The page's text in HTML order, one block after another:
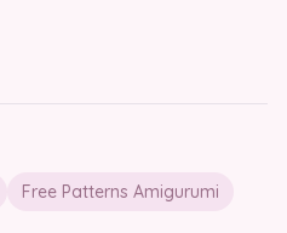
Free Patterns Amigurumi